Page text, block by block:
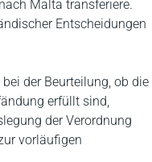
Malta transferiere.
Entscheidungen
der Beurteilung, ob die
erfüllt sind,
der Verordnung
vorläufigen